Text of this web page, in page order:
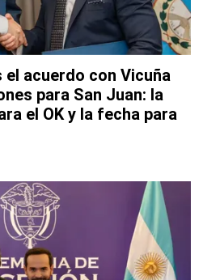
acuerdo con Vicuña
para San Juan: la
el OK y la fecha para